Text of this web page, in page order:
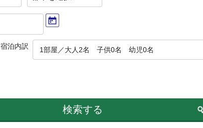
宿泊内訳 1部屋／大人2名 子供0名 幼児0名
検索する